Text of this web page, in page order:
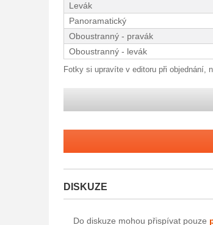
Levák
Panoramatický
Oboustranný - pravák
Oboustranný - levák
Fotky si upravíte v editoru při objednání,
DISKUZE
Do diskuze mohou přispívat pouze